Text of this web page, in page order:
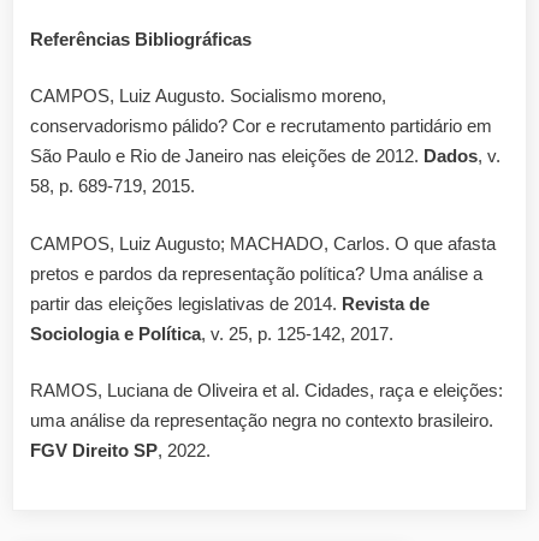
Referências Bibliográficas
CAMPOS, Luiz Augusto. Socialismo moreno,
conservadorismo pálido? Cor e recrutamento partidário em
São Paulo e Rio de Janeiro nas eleições de 2012. Dados, v.
58, p. 689-719, 2015.
CAMPOS, Luiz Augusto; MACHADO, Carlos. O que afasta
pretos e pardos da representação política? Uma análise a
partir das eleições legislativas de 2014. Revista de
Sociologia e Política, v. 25, p. 125-142, 2017.
RAMOS, Luciana de Oliveira et al. Cidades, raça e eleições:
uma análise da representação negra no contexto brasileiro.
FGV Direito SP, 2022.